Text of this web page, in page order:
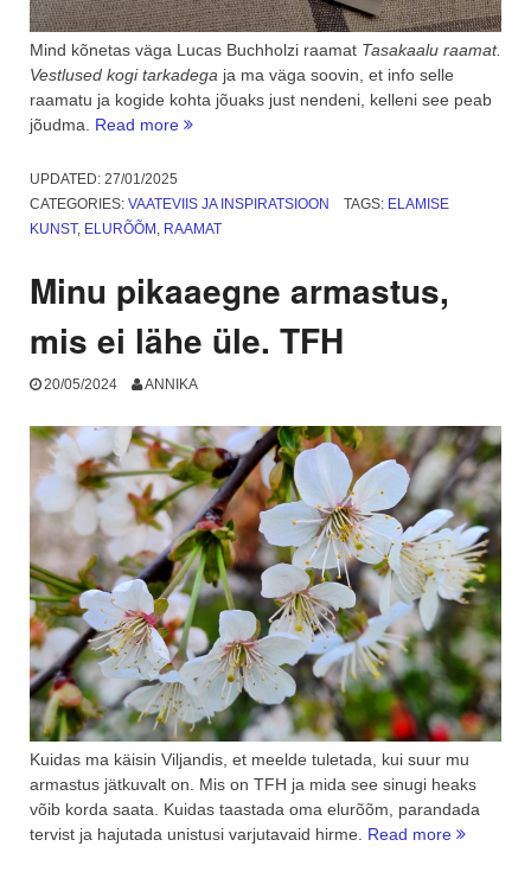
Mind kõnetas väga Lucas Buchholzi raamat Tasakaalu raamat.
Vestlused kogi tarkadega ja ma väga soovin, et info selle
raamatu ja kogide kohta jõuaks just nendeni, kelleni see peab
jõudma. Read more “Aeg
raamat.
Vestlused
UPDATED: 27/01/2025
CATEGORIES: VAATEVIIS JA INSPIRATSIOON TAGS: ELAMISE
KUNST, ELURÕÕM, RAAMAT
Minu pikaaegne armastus,
mis ei lähe üle. TFH
20/05/2024 ANNIKA
Kuidas ma käisin Viljandis, et meelde tuletada, kui suur mu
armastus jätkuvalt on. Mis on TFH ja mida see sinugi heaks
võib korda saata. Kuidas taastada oma elurõõm, parandada
tervist ja hajutada unistusi varjutavaid hirme. Read more “Minu